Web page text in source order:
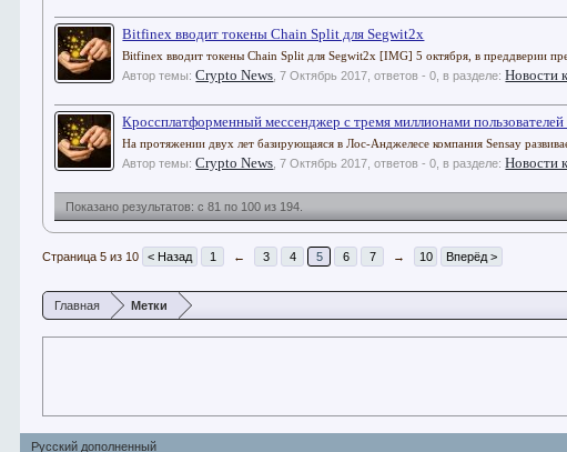
Bitfinex вводит токены Chain Split для Segwit2x
Bitfinex вводит токены Chain Split для Segwit2x [IMG] 5 октября, в преддверии
Автор темы:Crypto News ,7 Октябрь 2017 , ответов - 0, в разделе:Новости
Кроссплатформенный мессенджер с тремя миллионами пользователей
На протяжении двух лет базирующаяся в Лос-Анджелесе компания Sensay
Автор темы:Crypto News ,7 Октябрь 2017 , ответов - 0, в разделе:Новости
Показано результатов: с 81 по 100 из 194.
Страница 5 из 10 < Назад 1 ← 3 4 5 6 7 → 10 Вперёд >
Главная Метки
Русский дополненный